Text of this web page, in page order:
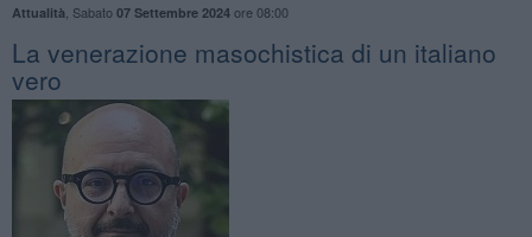
Attualità Sabato 07 Settembre 2024ore 08:00
​La venerazione masochistica di un italiano
vero